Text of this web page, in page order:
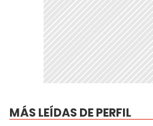
MÁS LEÍDAS DE PERFIL